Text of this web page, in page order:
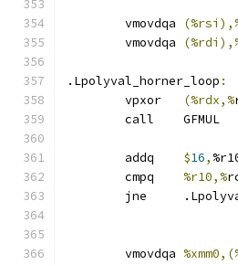
.Lpolyval_horner_loop :
(%rdx,%
	call	GFMUL
$16,
%r10,%
jne